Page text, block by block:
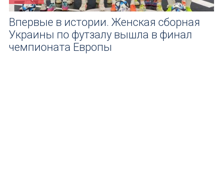
Впервые в истории. Женская сборная
Украины по футзалу вышла в финал
чемпионата Европы